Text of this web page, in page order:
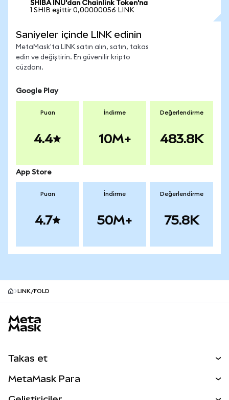
SHIBA INU'dan Chainlink Token'na
1 SHIB eşittir 0,00000056 LINK
Saniyeler içinde LINK edinin
MetaMask'ta LINK satın alın, satın, takas
edin ve değiştirin. En güvenilir kripto
cüzdanı.
Google Play
Puan
4.4
İndirme
10M+
Değerlendirme
483.8K
App Store
Puan
4.7
İndirme
50M+
Değerlendirme
75.8K
LINK/FOLD
Takas et
MetaMask Para